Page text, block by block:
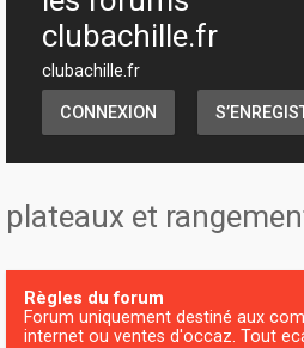
clubachille.fr
clubachille.fr
CONNEXION
plateaux et
Règles du forum
Forum uniquement destiné aux
internet ou ventes d'occaz. Tout